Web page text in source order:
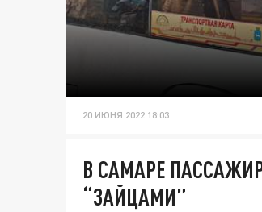
20 ИЮНЯ 2022 18:03
В САМАРЕ
“ЗАЙЦАМИ”